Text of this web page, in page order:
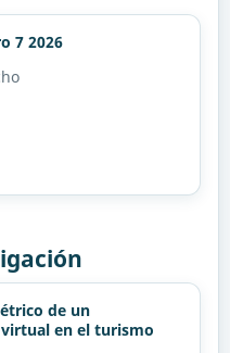
7 2026
de un
en el turismo